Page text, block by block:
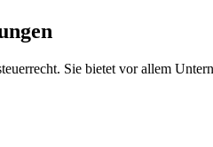
Sie bietet vor allem